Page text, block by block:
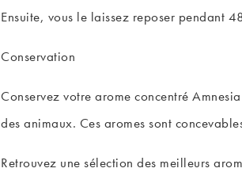
Ensuite, vous le laissez reposer pendant
Conservation
Conservez votre arome concentré
des animaux. Ces aromes sont
Retrouvez une sélection des meilleurs